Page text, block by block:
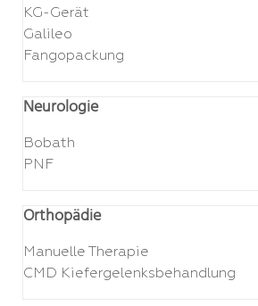
KG-Gerät
Galileo
Fangopackung
Neurologie
Bobath
PNF
Orthopädie
Manuelle Therapie
CMD Kiefergelenksbehandlung